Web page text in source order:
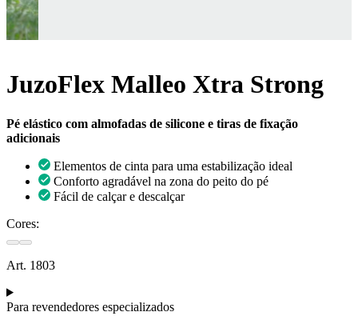
JuzoFlex Malleo Xtra Strong
Pé elástico com almofadas de silicone e tiras de fixação
adicionais
Elementos de cinta para uma estabilização ideal
Conforto agradável na zona do peito do pé
Fácil de calçar e descalçar
Cores:
Art. 1803
Para revendedores especializados